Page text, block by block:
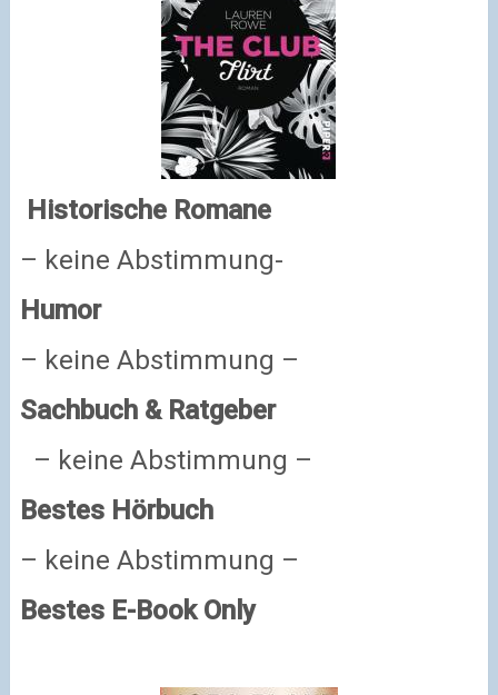
Historische Romane
– keine Abstimmung-
Humor
– keine Abstimmung –
Sachbuch & Ratgeber
– keine Abstimmung –
Bestes Hörbuch
– keine Abstimmung –
Bestes E-Book Only